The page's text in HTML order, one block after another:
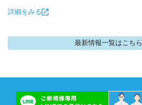
詳細をみる
最新情報一覧はこちら